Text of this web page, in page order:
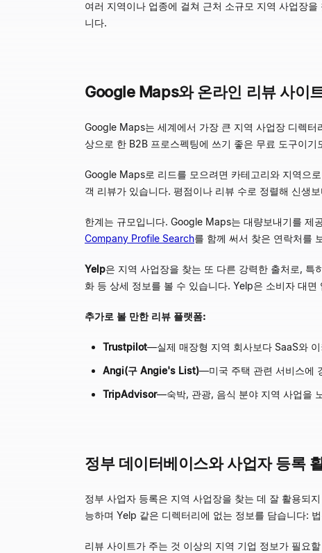
여러 지역이나 업종에 걸쳐 근처 소규모 지역 사업장
니다.
Google Maps와 온라인 리뷰 사이
Google Maps는 세계에서 가장 큰 지역 사업장 디렉
상으로 한 B2B 프로스펙팅에 쓰기 좋은 무료 도구이기
Google Maps로 리드를 모으려면 카테고리와 지역으
객 리뷰가 있습니다. 평점이나 리뷰 수로 정렬해 신생
한계는 규모입니다. Google Maps는 대량보내기를
Company Profile Search를 함께 써서 찾은 연락처를
Yelp은 지역 사업장을 찾는 또 다른 강력한 출처로,
화 등 상세 정보를 볼 수 있습니다. Yelp은 소비자 대
추가로 볼 만한 리뷰 플랫폼:
Trustpilot—실제 매장형 지역 회사보다 SaaS와
Angi(구 Angie's List)—미국 주택 관련 서비스에
TripAdvisor—숙박, 관광, 음식 분야 지역 사업을
정부 데이터베이스와 사업자 등록
정부 사업자 등록은 지역 사업장을 찾는 데 잘 활용되
능하며 Yelp 같은 디렉터리에 없는 정보를 담습니다:
리뷰 사이트가 주는 것 이상의 지역 기업 정보가 필요